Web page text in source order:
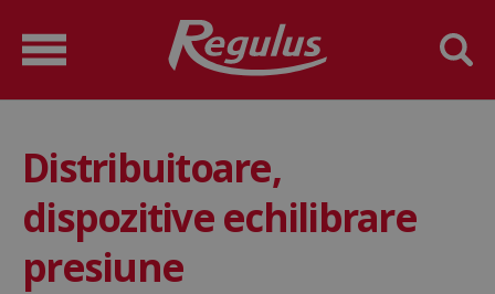
Distribuitoare,
dispozitive echilibrare
presiune